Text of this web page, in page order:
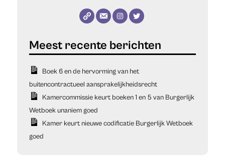
Boek 6 en de hervorming van het
buitencontractueel aansprakelijkheidsrecht
Kamercommissie keurt boeken 1 en 5 van Burgerlijk
Wetboek unaniem goed
Kamer keurt nieuwe codificatie Burgerlijk Wetboek
goed